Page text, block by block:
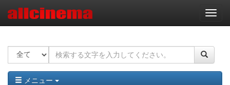
ナ
ビ
ー
ョ
ン
メニュー